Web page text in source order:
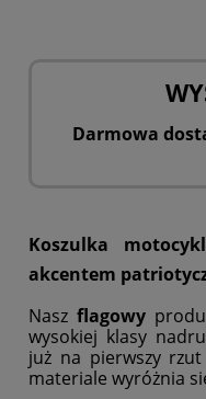
Darmowa
Koszulka
akcentem
Nasz flagowy
wysokiej klasy
już na pierwszy
materiale wyróżnia